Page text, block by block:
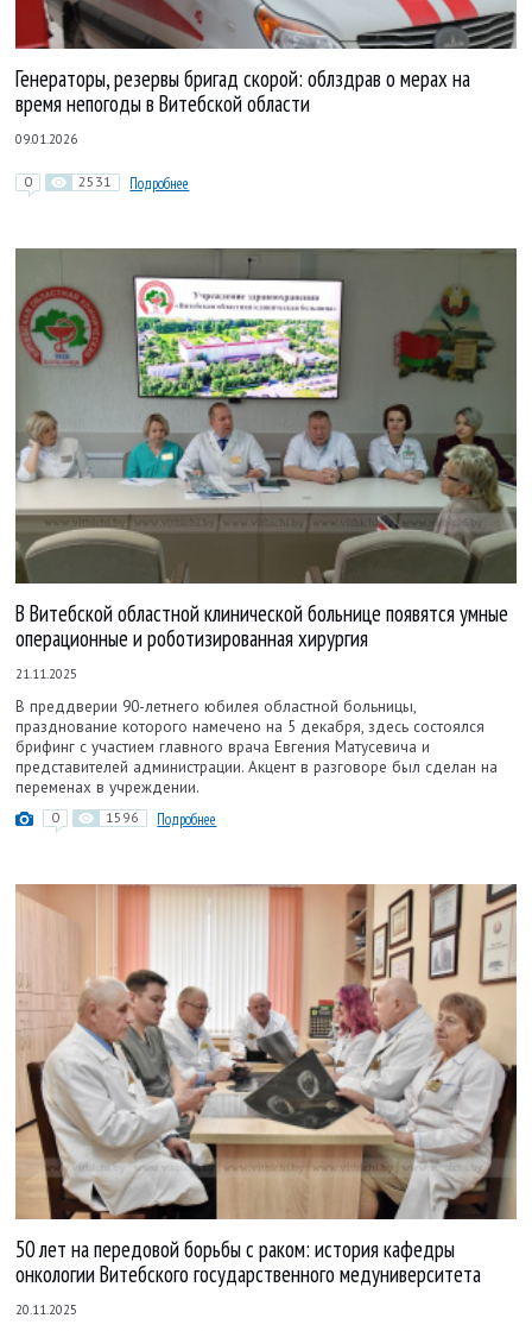
Генераторы, резервы бригад скорой: облздрав о мерах на
время непогоды в Витебской области
09.01.2026
0 2531 Подробнее
В Витебской областной клинической больнице появятся умные
операционные и роботизированная хирургия
21.11.2025
В преддверии 90-летнего юбилея областной больницы,
празднование которого намечено на 5 декабря, здесь состоялся
брифинг с участием главного врача Евгения Матусевича и
представителей администрации. Акцент в разговоре был сделан на
переменах в учреждении.
0 1596 Подробнее
50 лет на передовой борьбы с раком: история кафедры
онкологии Витебского государственного медуниверситета
20.11.2025